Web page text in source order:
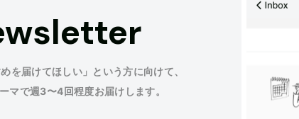
を届けてほしい」という方に向けて、
マで週3〜4回程度お届けします。